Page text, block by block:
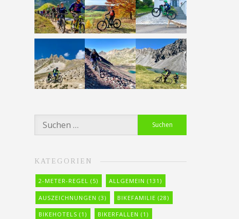
Suchen
nach:
KATEGORIEN
2-METER-REGEL (5) ALLGEMEIN (131)
AUSZEICHNUNGEN (3) BIKEFAMILIE (28)
BIKEHOTELS (1) BIKERFALLEN (1)